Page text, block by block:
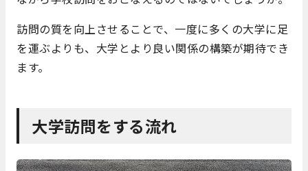
訪問の質を向上させることで、一度に多くの大学に足
を運ぶよりも、大学とより良い関係の構築が期待でき
ます。
大学訪問をする流れ